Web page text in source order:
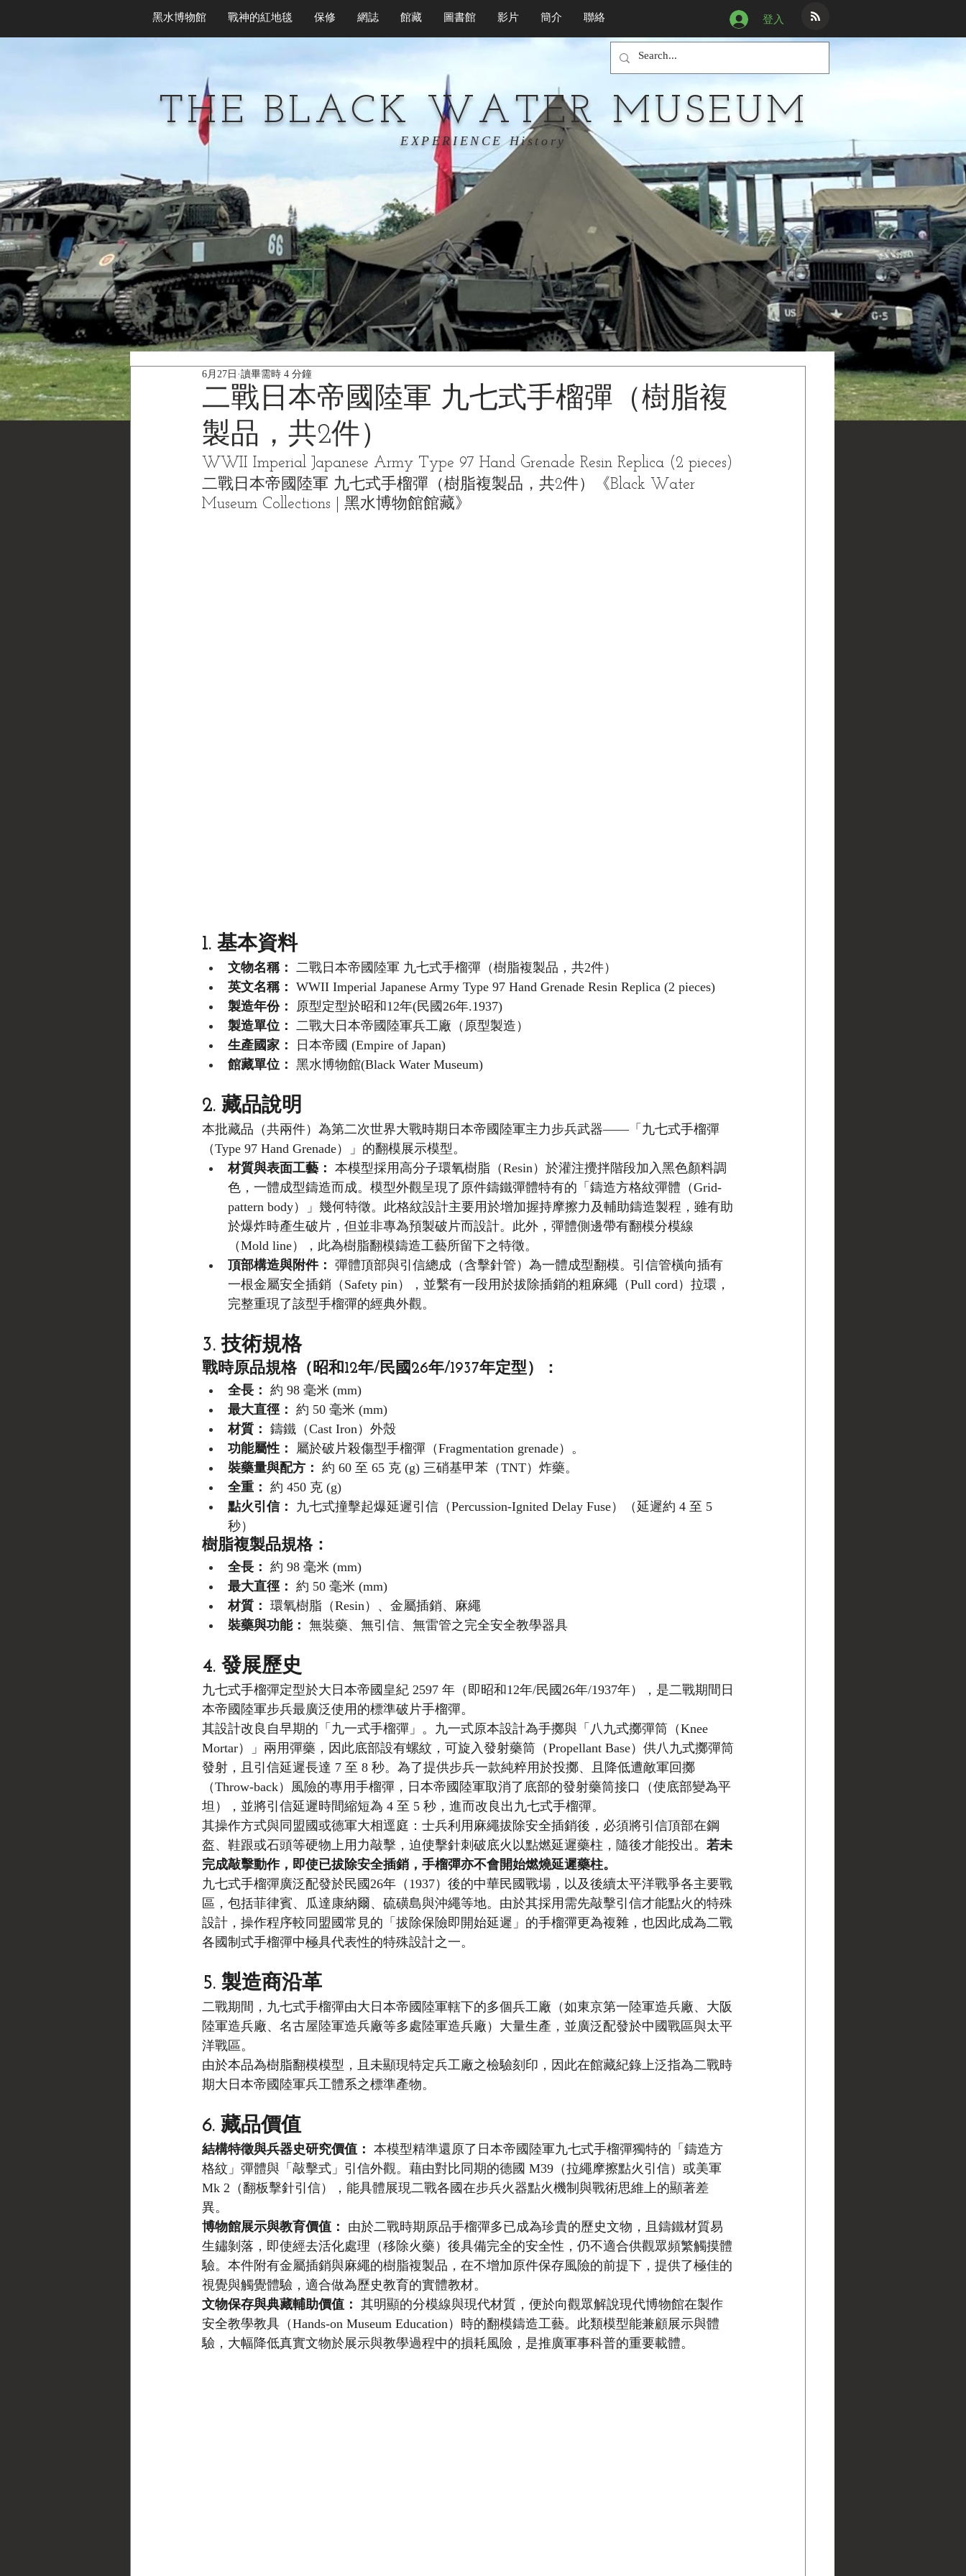
黑水博物館 戰神的紅地毯 保修 網誌 館藏 圖書館 影片 簡介 聯絡 登入
THE BLACK WATER MUSEUM
EXPERIENCE History
二戰日本帝國陸軍 九七式手榴彈（樹脂複
製品，共2件）
6月27日 讀畢需時 4 分鐘
WWII Imperial Japanese Army Type 97 Hand Grenade Resin Replica (2 pieces)
二戰日本帝國陸軍 九七式手榴彈（樹脂複製品，共2件）《Black Water
Museum Collections | 黑水博物館館藏》
1. 基本資料
文物名稱：
二戰日本帝國陸軍 九七式手榴彈（樹脂複製品，共2件）
英文名稱： WWII Imperial Japanese Army Type 97 Hand Grenade Resin Replica (2 pieces)
製造年份：
原型定型於昭和12年(民國26年.1937)
製造單位：
二戰大日本帝國陸軍兵工廠（原型製造）
生產國家：
日本帝國 (Empire of Japan)
館藏單位： 黑水博物館(Black Water Museum)
2. 藏品說明
本批藏品（共兩件）為第二次世界大戰時期日本帝國陸軍主力步兵武器——「九七式手榴彈
（Type 97 Hand Grenade）」的翻模展示模型。
材質與表面工藝： 本模型採用高分子環氧樹脂（Resin）於灌注攪拌階段加入黑色顏料調
色，一體成型鑄造而成。模型外觀呈現了原件鑄鐵彈體特有的「鑄造方格紋彈體（Grid-
pattern body）」幾何特徵。此格紋設計主要用於增加握持摩擦力及輔助鑄造製程，雖有助
於爆炸時產生破片，但並非專為預製破片而設計。此外，彈體側邊帶有翻模分模線
（Mold line），此為樹脂翻模鑄造工藝所留下之特徵。
頂部構造與附件： 彈體頂部與引信總成（含擊針管）為一體成型翻模。引信管橫向插有
一根金屬安全插銷（Safety pin），並繫有一段用於拔除插銷的粗麻繩（Pull cord）拉環，
完整重現了該型手榴彈的經典外觀。
3. 技術規格
戰時原品規格（昭和12年/民國26年/1937年定型）：
全長： 約 98 毫米 (mm)
最大直徑： 約 50 毫米 (mm)
材質： 鑄鐵（Cast Iron）外殼
功能屬性：
屬於破片殺傷型手榴彈（Fragmentation grenade）。
裝藥量與配方： 約 60 至 65 克 (g) 三硝基甲苯（TNT）炸藥。
全重： 約 450 克 (g)
點火引信：
九七式撞擊起爆延遲引信（Percussion-Ignited Delay Fuse）（延遲約 4 至 5
秒）
樹脂複製品規格：
全長： 約 98 毫米 (mm)
最大直徑： 約 50 毫米 (mm)
材質： 環氧樹脂（Resin）、金屬插銷、麻繩
裝藥與功能： 無裝藥、無引信、無雷管之完全安全教學器具
4. 發展歷史
九七式手榴彈定型於大日本帝國皇紀 2597 年（即昭和12年/民國26年/1937年），是二戰期間日
本帝國陸軍步兵最廣泛使用的標準破片手榴彈。
其設計改良自早期的「九一式手榴彈」。九一式原本設計為手擲與「八九式擲彈筒（Knee
Mortar）」兩用彈藥，因此底部設有螺紋，可旋入發射藥筒（Propellant Base）供八九式擲彈筒
發射，且引信延遲長達 7 至 8 秒。為了提供步兵一款純粹用於投擲、且降低遭敵軍回擲
（Throw-back）風險的專用手榴彈，日本帝國陸軍取消了底部的發射藥筒接口（使底部變為平
坦），並將引信延遲時間縮短為 4 至 5 秒，進而改良出九七式手榴彈。
其操作方式與同盟國或德軍大相逕庭：士兵利用麻繩拔除安全插銷後，必須將引信頂部在鋼
盔、鞋跟或石頭等硬物上用力敲擊，迫使擊針刺破底火以點燃延遲藥柱，隨後才能投出。 若未
完成敲擊動作，即使已拔除安全插銷，手榴彈亦不會開始燃燒延遲藥柱。
九七式手榴彈廣泛配發於民國26年（1937）後的中華民國戰場，以及後續太平洋戰爭各主要戰
區，包括菲律賓、瓜達康納爾、硫磺島與沖繩等地。由於其採用需先敲擊引信才能點火的特殊
設計，操作程序較同盟國常見的「拔除保險即開始延遲」的手榴彈更為複雜，也因此成為二戰
各國制式手榴彈中極具代表性的特殊設計之一。
5. 製造商沿革
二戰期間，九七式手榴彈由大日本帝國陸軍轄下的多個兵工廠（如東京第一陸軍造兵廠、大阪
陸軍造兵廠、名古屋陸軍造兵廠等多處陸軍造兵廠）大量生產，並廣泛配發於中國戰區與太平
洋戰區。
由於本品為樹脂翻模模型，且未顯現特定兵工廠之檢驗刻印，因此在館藏紀錄上泛指為二戰時
期大日本帝國陸軍兵工體系之標準產物。
6. 藏品價值
結構特徵與兵器史研究價值： 本模型精準還原了日本帝國陸軍九七式手榴彈獨特的「鑄造方
格紋」彈體與「敲擊式」引信外觀。藉由對比同期的德國 M39（拉繩摩擦點火引信）或美軍
Mk 2（翻板擊針引信），能具體展現二戰各國在步兵火器點火機制與戰術思維上的顯著差
異。
博物館展示與教育價值：
由於二戰時期原品手榴彈多已成為珍貴的歷史文物，且鑄鐵材質易
生鏽剝落，即使經去活化處理（移除火藥）後具備完全的安全性，仍不適合供觀眾頻繁觸摸體
驗。本件附有金屬插銷與麻繩的樹脂複製品，在不增加原件保存風險的前提下，提供了極佳的
視覺與觸覺體驗，適合做為歷史教育的實體教材。
文物保存與典藏輔助價值： 其明顯的分模線與現代材質，便於向觀眾解說現代博物館在製作
安全教學教具（Hands-on Museum Education）時的翻模鑄造工藝。此類模型能兼顧展示與體
驗，大幅降低真實文物於展示與教學過程中的損耗風險，是推廣軍事科普的重要載體。